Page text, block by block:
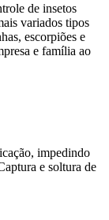
de insetos
variados tipos
escorpiões e
e família ao
impedindo
e soltura de